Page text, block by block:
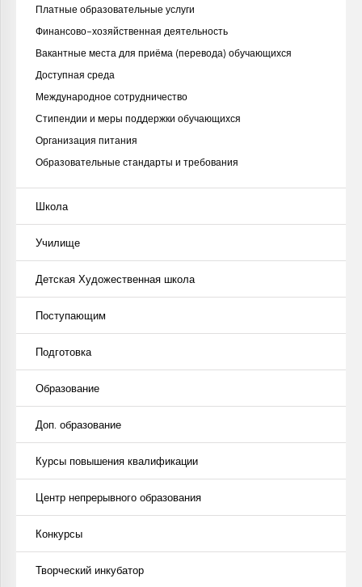
Платные образовательные услуги
Финансово-хозяйственная деятельность
Вакантные места для приёма (перевода) обучающихся
Доступная среда
Международное сотрудничество
Стипендии и меры поддержки обучающихся
Организация питания
Образовательные стандарты и требования
Школа
Училище
Детская Художественная школа
Поступающим
Подготовка
Образование
Доп. образование
Курсы повышения квалификации
Центр непрерывного образования
Конкурсы
Творческий инкубатор